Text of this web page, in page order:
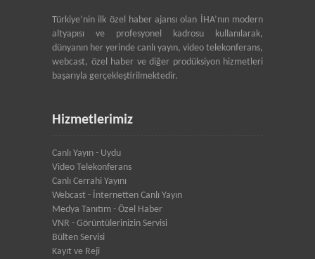
Türkiye’nin ilk özel haber ajansı olan İHA’nın modern
altyapısı ve profesyonel kadrosu kullanılarak,
dünyanın her yerinde canlı yayın, video telekonferans,
webcast, özel haber ve diğer prodüksiyon hizmetleri
başarıyla gerçekleştirilmektedir.
Hizmetlerimiz
Canlı Yayın - Uydu
Video Telekonferans
Canlı Cerrahi Yayını
Webcast - İnternetten Canlı Yayın
Medya Tanıtım - Özel Haber
VNR - Görüntülerinizin Servisi
Bülten Servisi
Kayıt ve Reji